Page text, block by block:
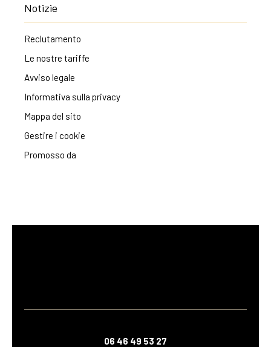
Notizie
Reclutamento
Le nostre tariffe
Avviso legale
Informativa sulla privacy
Mappa del sito
Gestire i cookie
Promosso da
06 46 49 53 27